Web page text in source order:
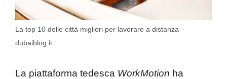
La top 10 delle città migliori per lavorare a distanza –
dubaiblog.it
La piattaforma tedesca WorkMotion ha